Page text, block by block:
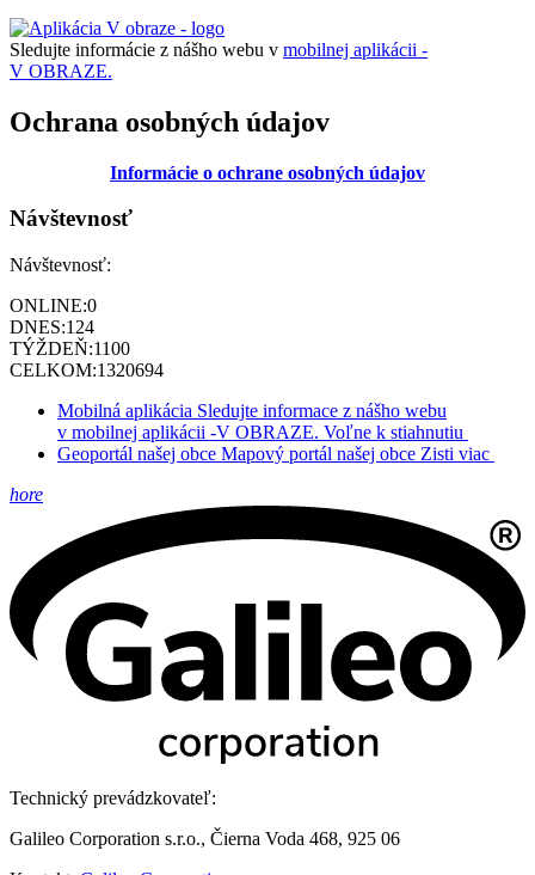
Sledujte informácie z nášho webu v mobilnej aplikácii -
V OBRAZE.
Ochrana osobných údajov
Informácie o ochrane osobných údajov
Návštevnosť
Návštevnosť:
ONLINE:0
DNES:124
TÝŽDEŇ:1100
CELKOM:1320694
Mobilná aplikácia Sledujte informace z nášho webu
v mobilnej aplikácii -V OBRAZE. Voľne k stiahnutiu
Geoportál našej obce Mapový portál našej obce Zisti viac
hore
Technický prevádzkovateľ:
Galileo Corporation s.r.o., Čierna Voda 468, 925 06